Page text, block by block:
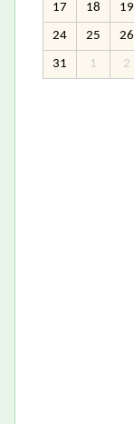
17 18 19
24 25 26
31 1 2